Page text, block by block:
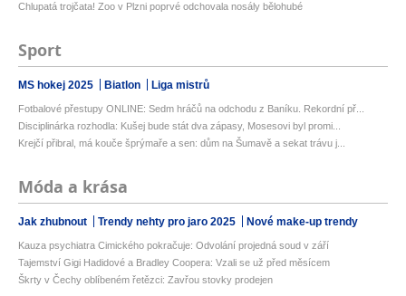
Chlupatá trojčata! Zoo v Plzni poprvé odchovala nosály bělohubé
Sport
MS hokej 2025 Biatlon Liga mistrů
Fotbalové přestupy ONLINE: Sedm hráčů na odchodu z Baníku. Rekordní př...
Disciplinárka rozhodla: Kušej bude stát dva zápasy, Mosesovi byl promi...
Krejčí přibral, má kouče šprýmaře a sen: dům na Šumavě a sekat trávu j...
Móda a krása
Jak zhubnout Trendy nehty pro jaro 2025 Nové make-up trendy
Kauza psychiatra Cimického pokračuje: Odvolání projedná soud v září
Tajemství Gigi Hadidové a Bradley Coopera: Vzali se už před měsícem
Škrty v Čechy oblíbeném řetězci: Zavřou stovky prodejen